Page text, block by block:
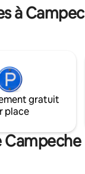
à
gratuit
place
Campeche